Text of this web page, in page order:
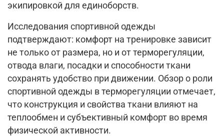
экипировкой для единоборств.
Исследования спортивной одежды
подтверждают: комфорт на тренировке зависит
не только от размера, но и от терморегуляции,
отвода влаги, посадки и способности ткани
сохранять удобство при движении. Обзор о роли
спортивной одежды в терморегуляции отмечает,
что конструкция и свойства ткани влияют на
теплообмен и субъективный комфорт во время
физической активности.